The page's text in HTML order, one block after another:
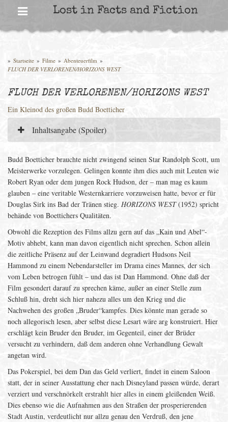
Lost in Facts and Fiction
» Startseite » Filme » Abenteuerfilm »
FLUCH DER VERLORENEN/HORIZONS WEST
FLUCH DER VERLORENEN/HORIZONS WEST
Ein Kleinod des großen Budd Boetticher
Inhaltsangabe (Spoiler)
Budd Boetticher brauchte nicht zwingend seinen Star Randolph Scott, um
Meisterwerke vorzulegen. Gelingen konnte ihm dies auch mit Leuten wie
Robert Ryan oder dem jungen Rock Hudson, der – man mag es kaum
glauben – eine veritable Westernkarriere vorzuweisen hatte, bevor er für
Douglas Sirk ins Bad der Tränen stieg. HORIZONS WEST(1952) spricht
behände von Boettichers Qualitäten.
Obwohl die Rezeption des Films allzu gern auf das „Kain und Abel“-
Motiv abhebt, kann man davon eigentlich nicht sprechen. Schon allein
die zeitliche Präsenz auf der Leinwand degradiert Hudsons Neil
Hammond zu einem Nebendarsteller im Drama eines Mannes, der sich
vom Leben betrogen fühlt – und das ist Dan Hammond. Ohne daß der
Film gesondert darauf zu sprechen käme, außer an einer Stelle zum
Schluß hin, dreht sich hier nahezu alles um den Krieg und die
Nachwehen des großen „Bruder“kampfes. Dies könnte man gerade so
noch allegorisch lesen, aber selbst diese Lesart wäre arg konstruiert. Hier
erschlägt kein Bruder den Bruder, im Gegenteil, einer der Brüder
versucht zu verhindern, daß dem anderen ohne Verhandlung Gewalt
angetan wird.
Das Pokerspiel, bei dem Dan das Geld verliert, findet in einem Saloon
statt, der in seiner Ausstattung eher nach Disneyland passen würde, derart
verziert und verschnörkelt erstrahlt hier alles in einem gleißenden Weiß.
Dies ebenso wie die Aufnahmen aus den Straßen der prosperierenden
Stadt Austin, verdeutlicht nur allzu genau den Verdruß, den jene